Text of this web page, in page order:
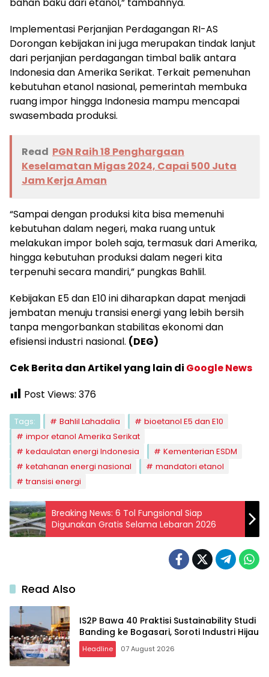
Implementasi Perjanjian Perdagangan RI-AS
Dorongan kebijakan ini juga merupakan tindak lanjut
dari perjanjian perdagangan timbal balik antara
Indonesia dan Amerika Serikat. Terkait pemenuhan
kebutuhan etanol nasional, pemerintah membuka
ruang impor hingga Indonesia mampu mencapai
swasembada produksi.
Read PGN Raih 18 Penghargaan
Keselamatan Migas 2024, Capai 500 Juta
Jam Kerja Aman
“Sampai dengan produksi kita bisa memenuhi
kebutuhan dalam negeri, maka ruang untuk
melakukan impor boleh saja, termasuk dari Amerika,
hingga kebutuhan produksi dalam negeri kita
terpenuhi secara mandiri,” pungkas Bahlil.
Kebijakan E5 dan E10 ini diharapkan dapat menjadi
jembatan menuju transisi energi yang lebih bersih
tanpa mengorbankan stabilitas ekonomi dan
efisiensi industri nasional. (DEG)
Cek Berita dan Artikel yang lain di Google News
Post Views: 376
Tags: Bahlil Lahadalia
bioetanol E5 dan E10
impor etanol Amerika Serikat
kedaulatan energi Indonesia
Kementerian ESDM
ketahanan energi nasional
mandatori etanol
transisi energi
Breaking News: 6 Tol Fungsional Siap
Digunakan Gratis Selama Lebaran 2026
Read Also
IS2P Bawa 40 Praktisi Sustainability Studi
Banding ke Bogasari, Soroti Industri Hijau
Headline 07 August 2026